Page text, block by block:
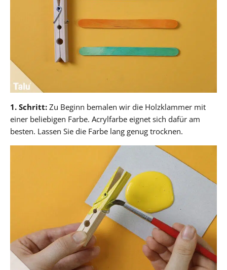
1. Schritt: Zu Beginn bemalen wir die Holzklammer mit
einer beliebigen Farbe. Acrylfarbe eignet sich dafür am
besten. Lassen Sie die Farbe lang genug trocknen.